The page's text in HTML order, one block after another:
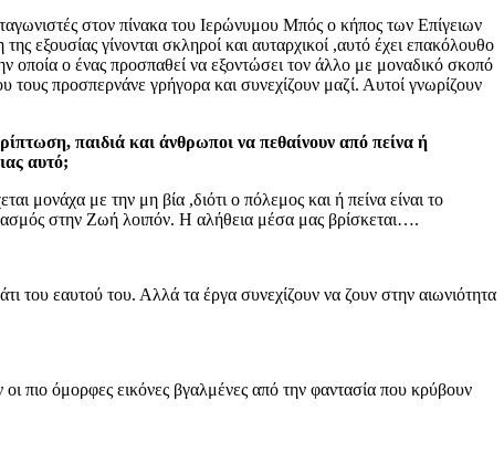
στον πίνακα του Ιερώνυμου Μπός ο κήπος των Επίγειων
εξουσίας γίνονται σκληροί και αυταρχικοί ,αυτό έχει επακόλουθο
οποία ο ένας προσπαθεί να εξοντώσει τον άλλο με μοναδικό σκοπό
προσπερνάνε γρήγορα και συνεχίζουν μαζί. Αυτοί γνωρίζουν
παιδιά και άνθρωποι να πεθαίνουν από πείνα ή
αυτό;
μονάχα με την μη βία ,διότι ο πόλεμος και ή πείνα είναι το
στην Ζωή λοιπόν. Η αλήθεια μέσα μας βρίσκεται….
του εαυτού του. Αλλά τα έργα συνεχίζουν να ζουν στην αιωνιότητα
πιο όμορφες εικόνες βγαλμένες από την φαντασία που κρύβουν